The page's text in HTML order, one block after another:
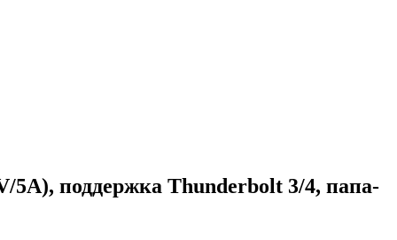
5A), поддержка Thunderbolt 3/4, папа-